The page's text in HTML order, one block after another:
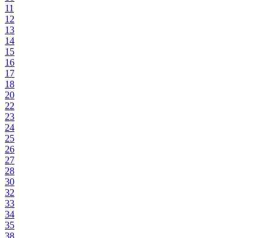
11
12
13
14
15
16
17
18
20
22
23
24
25
26
27
28
30
32
33
34
35
38